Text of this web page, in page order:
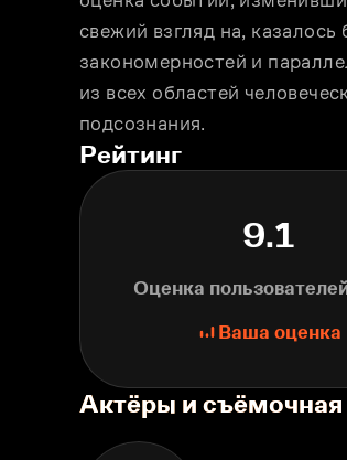
свежий взгляд на,
закономерностей и
из всех областей
подсознания.
Рейтинг
9.1
Оценка
Ваша оценка
Актёры и